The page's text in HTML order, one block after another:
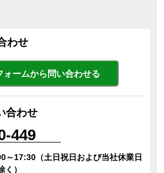
わせ
ォームから問い合わせる
合わせ
449
～17:30（土日祝日および当社休業日
く）